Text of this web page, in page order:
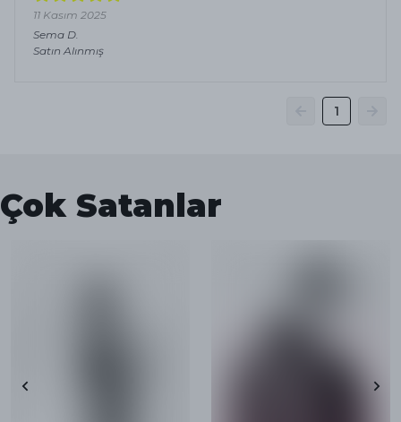
11 Kasım 2025
Sema D.
Satın Alınmış
1
Çok Satanlar